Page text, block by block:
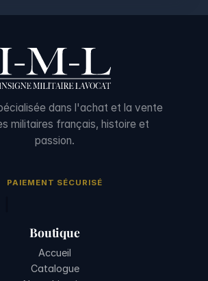
dans l'achat et la vente
militaires français, histoire et
passion.
PAIEMENT SÉCURISÉ
Boutique
Accueil
Catalogue